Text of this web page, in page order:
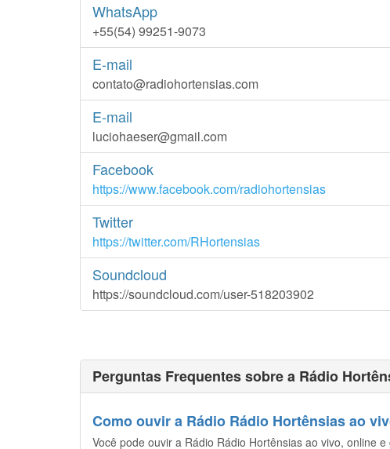
WhatsApp
+55(54) 99251-9073
E-mail
contato@radiohortensias.com
E-mail
luciohaeser@gmail.com
Facebook
https://www.facebook.com/radiohortensias
Twitter
https://twitter.com/RHortensias
Soundcloud
https://soundcloud.com/user-518203902
Perguntas Frequentes sobre a Rádio
Como ouvir a Rádio Rádio Hortênsias ao
Você pode ouvir a Rádio Rádio Hortênsias ao vivo, online